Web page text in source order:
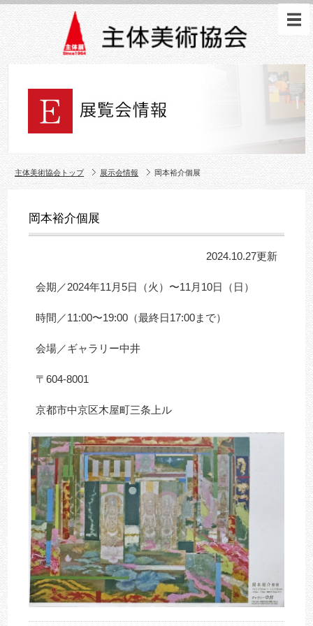
主体美術協会トップ 展示会情報 岡本裕介個展
岡本裕介個展
2024.10.27更新
会期／2024年11月5日（火）〜11月10日（日）
時間／11:00〜19:00（最終日17:00まで）
会場／ギャラリー中井
〒604-8001
京都市中京区木屋町三条上ル